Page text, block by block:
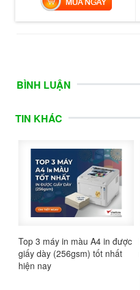
BÌNH LUẬN
TIN KHÁC
Top 3 máy in màu A4 in được
giấy dày (256gsm) tốt nhất
hiện nay